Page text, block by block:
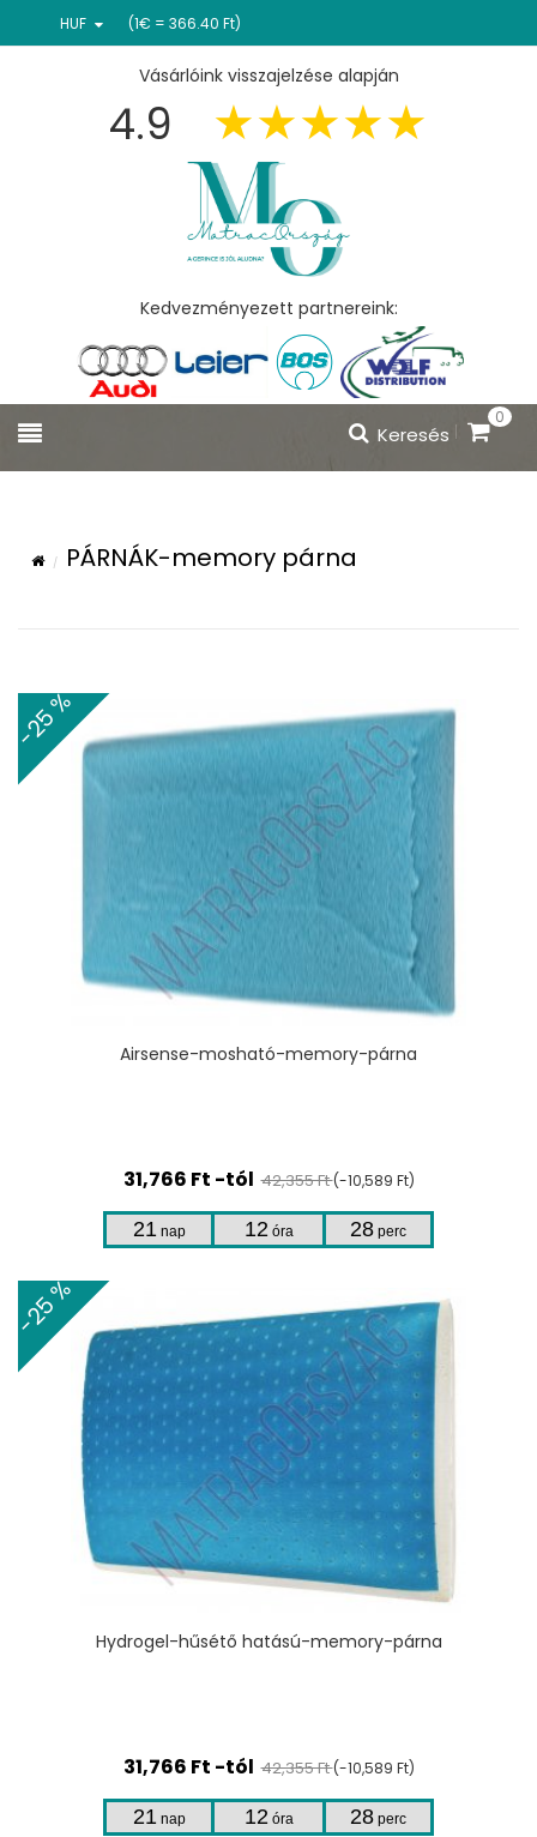
HUF (1€ = 366.40 Ft)
Vásárlóink visszajelzése alapján
4.9
Kedvezményezett partnereink:
0
Keresés
PÁRNÁK-memory párna
-25 %
Airsense-mosható-memory-párna
31,766 Ft -tól 42,355 Ft(-10,589 Ft)
21nap 12óra 28 perc
-25 %
Hydrogel-hűsétő hatású-memory-párna
31,766 Ft -tól 42,355 Ft(-10,589 Ft)
21nap 12óra 28 perc